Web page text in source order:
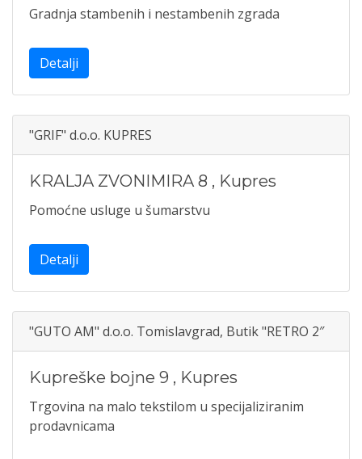
Gradnja stambenih i nestambenih zgrada
Detalji
"GRIF" d.o.o. KUPRES
KRALJA ZVONIMIRA 8 , Kupres
Pomoćne usluge u šumarstvu
Detalji
"GUTO AM" d.o.o. Tomislavgrad, Butik "RETRO 2″
Kupreške bojne 9 , Kupres
Trgovina na malo tekstilom u specijaliziranim
prodavnicama